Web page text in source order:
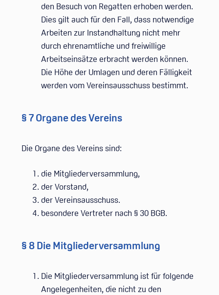
den Besuch von Regatten erhoben werden.
Dies gilt auch für den Fall, dass notwendige
Arbeiten zur Instandhaltung nicht mehr
durch ehrenamtliche und freiwillige
Arbeitseinsätze erbracht werden können.
Die Höhe der Umlagen und deren Fälligkeit
werden vom Vereinsausschuss bestimmt.
§ 7 Organe des Vereins
Die Organe des Vereins sind:
die Mitgliederversammlung,
der Vorstand,
der Vereinsausschuss.
besondere Vertreter nach § 30 BGB.
§ 8 Die Mitgliederversammlung
Die Mitgliederversammlung ist für folgende
Angelegenheiten, die nicht zu den